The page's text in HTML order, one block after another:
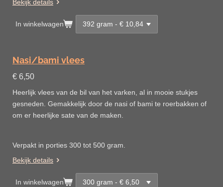
Bekijk details
In winkelwagen
Nasi/bami vlees
€ 6,50
Heerlijk vlees van de bil van het varken, al in mooie stukjes
gesneden. Gemakkelijk door de nasi of bami te roerbakken of
om er heerlijke sate van de maken.
Verpakt in porties 300 tot 500 gram.
Bekijk details
In winkelwagen